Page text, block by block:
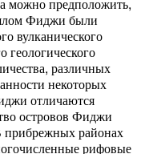
Фиджи были
вулканического
геологического
различных
некоторых
отличаются
островов Фиджи
прибрежных районах
рифовые